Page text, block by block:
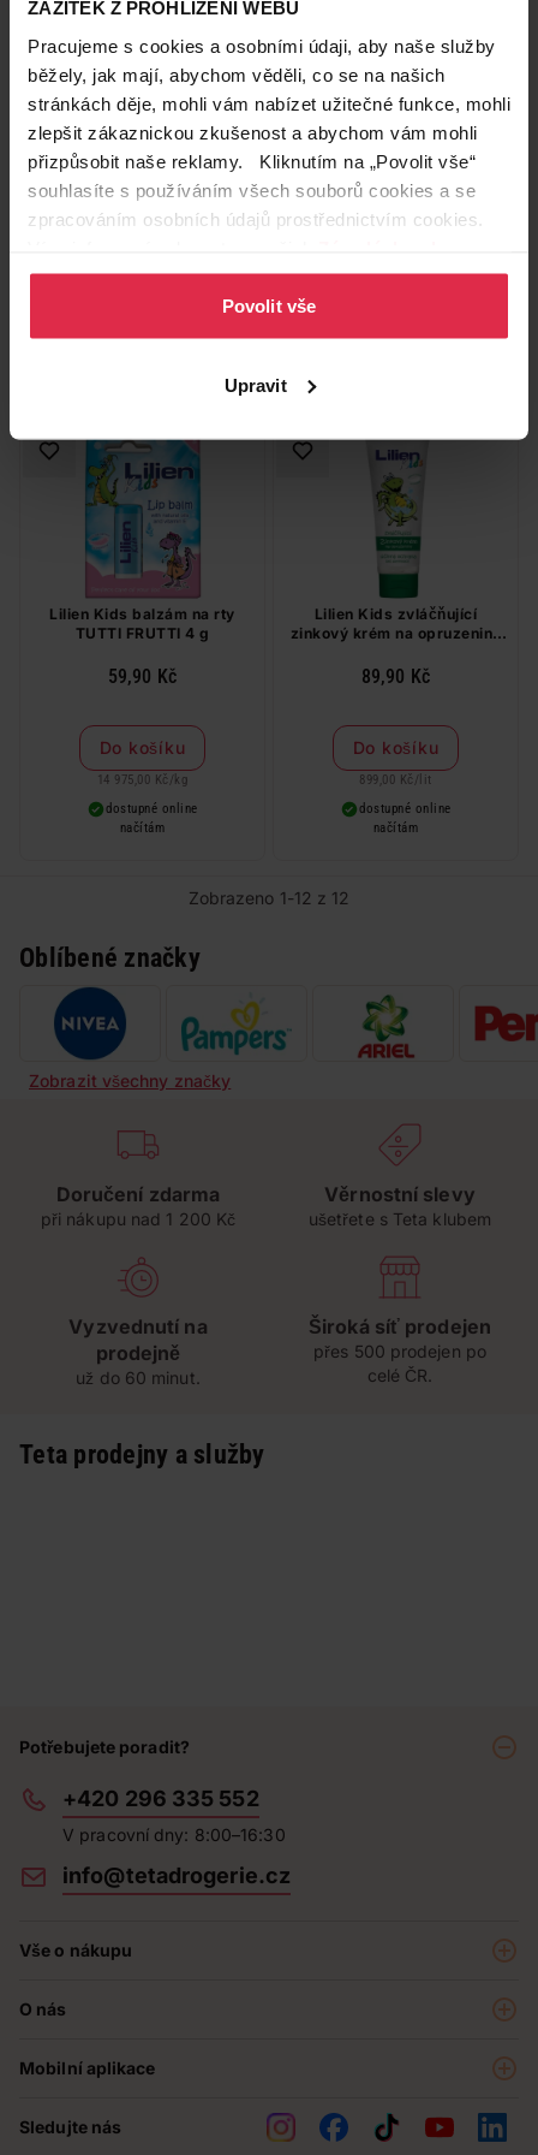
ZÁŽITEK Z PROHLÍŽENÍ WEBU
Pracujeme s cookies a osobními údaji, aby naše služby
běžely, jak mají, abychom věděli, co se na našich
stránkách děje, mohli vám nabízet užitečné funkce, mohli
zlepšit zákaznickou zkušenost a abychom vám mohli
přizpůsobit naše reklamy. Kliknutím na „Povolit vše“
souhlasíte s používáním všech souborů cookies a se
zpracováním osobních údajů prostřednictvím cookies.
osobních údajů.
Povolit vše
Upravit
Lilien cestovní sada
kosmetiky 3x100 ml
149,90 Kč
Lilien Vlasový šampon 2v1
aloe vera 50 ml
29,90 Kč
Lilien Kids balzám na rty
TUTTI FRUTTI 4 g
59,90 Kč
Do košíku
14 975,00 Kč / kg
dostupné online
načítám
Lilien Kids zvláčňující
zinkový krém na opruzeniny
89,90 Kč
Do košíku
899,00 Kč / lit
dostupné online
načítám
Zobrazeno 1-12 z 12
Oblíbené značky
Zobrazit všechny značky
Doručení zdarma
při nákupu nad 1 200 Kč
Věrnostní slevy
ušetřete s Teta klubem
Vyzvednutí na
prodejně
už do 60 minut.
Široká síť prodejen
přes 500 prodejen po
celé ČR.
Teta prodejny a služby
Potřebujete poradit?
+420 296 335 552
V pracovní dny: 8:00–16:30
info@tetadrogerie.cz
Vše o nákupu
Prodejny
Obchodní podmínky
O nás
Teta pomáhá
Mobilní aplikace
Sledujte nás